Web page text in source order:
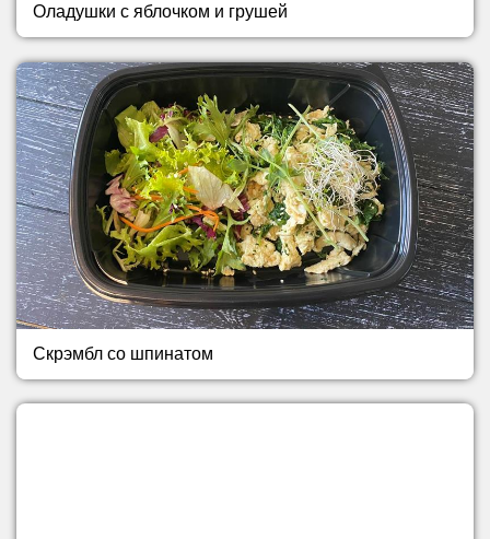
Оладушки с яблочком и грушей
Скрэмбл со шпинатом